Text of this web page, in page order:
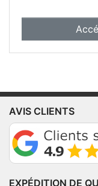
AVIS CLIENTS
EXPÉDITION DE